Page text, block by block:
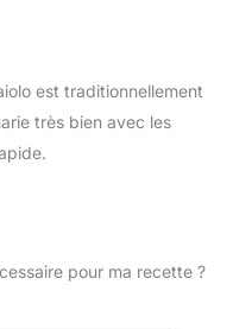
est traditionnellement
très bien avec les
pour ma recette ?